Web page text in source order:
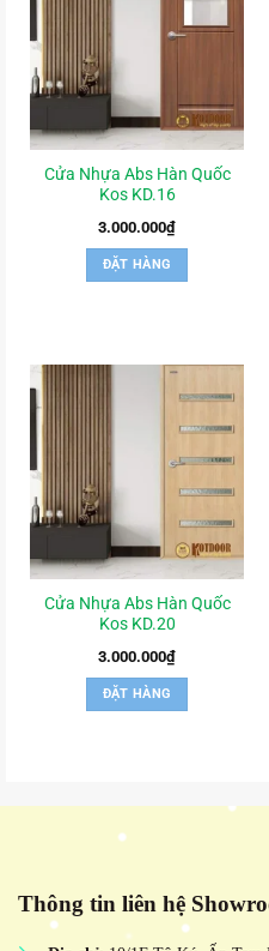
Cửa Nhựa Abs Hàn Quốc
Kos KD.16
3.000.000₫
ĐẶT HÀNG
Cửa Nhựa Abs Hàn Quốc
Kos KD.20
3.000.000₫
ĐẶT HÀNG
Thông tin liên hệ